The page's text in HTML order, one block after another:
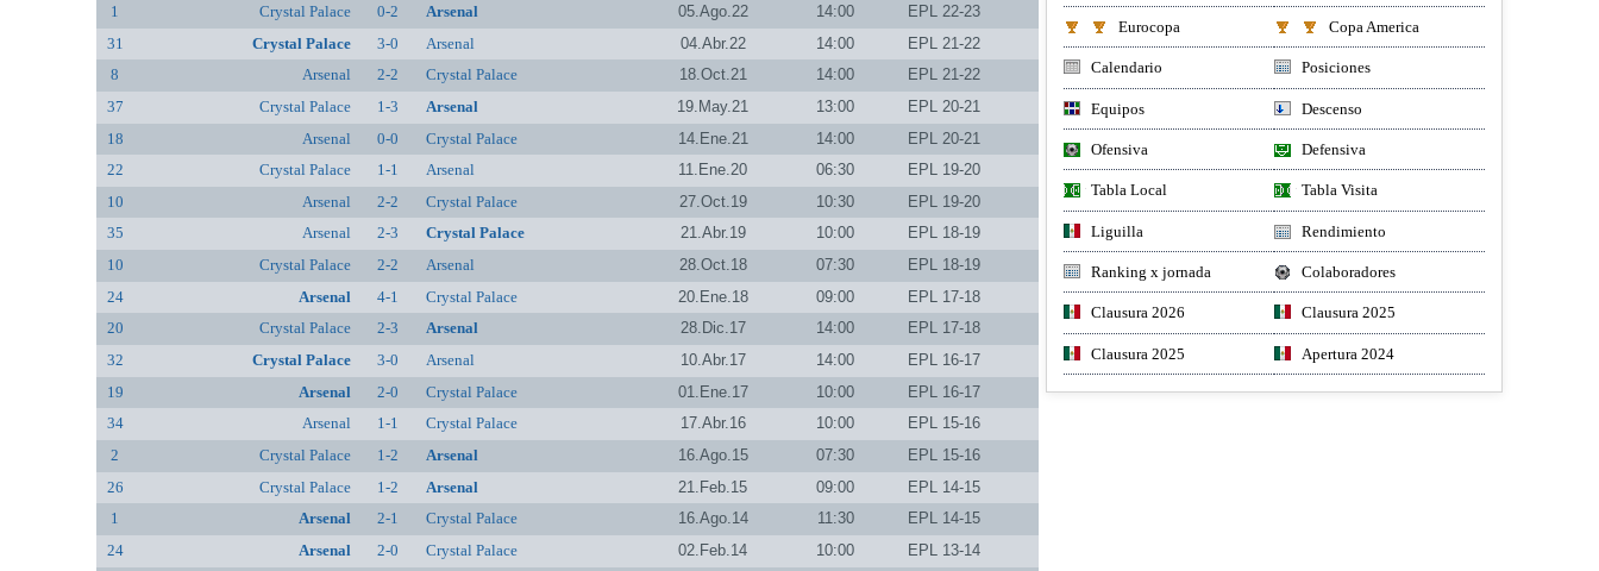
1
Crystal Palace 0-2 Arsenal 05.Ago.22 14:00
EPL 22-23
31
Crystal Palace 3-0 Arsenal 04.Abr.22 14:00
EPL 21-22
8
Arsenal 2-2 Crystal Palace 18.Oct.21 14:00
EPL 21-22
37
Crystal Palace 1-3 Arsenal 19.May.21 13:00
EPL 20-21
18
Arsenal 0-0 Crystal Palace 14.Ene.21 14:00
EPL 20-21
22
Crystal Palace 1-1 Arsenal 11.Ene.20 06:30
EPL 19-20
10
Arsenal 2-2 Crystal Palace 27.Oct.19 10:30
EPL 19-20
35
Arsenal 2-3 Crystal Palace 21.Abr.19 10:00
EPL 18-19
10
Crystal Palace 2-2 Arsenal 28.Oct.18 07:30
EPL 18-19
24
Arsenal 4-1 Crystal Palace 20.Ene.18 09:00
EPL 17-18
20
Crystal Palace 2-3 Arsenal 28.Dic.17 14:00
EPL 17-18
32
Crystal Palace 3-0 Arsenal 10.Abr.17 14:00
EPL 16-17
19
Arsenal 2-0 Crystal Palace 01.Ene.17 10:00
EPL 16-17
34
Arsenal 1-1 Crystal Palace 17.Abr.16 10:00
EPL 15-16
2
Crystal Palace 1-2 Arsenal 16.Ago.15 07:30
EPL 15-16
26
Crystal Palace 1-2 Arsenal 21.Feb.15 09:00
EPL 14-15
1
Arsenal 2-1 Crystal Palace 16.Ago.14 11:30
EPL 14-15
24
Arsenal 2-0 Crystal Palace 02.Feb.14 10:00
EPL 13-14
Eurocopa Copa America
Calendario Posiciones
Equipos Descenso
Ofensiva Defensiva
Tabla Local Tabla Visita
Liguilla Rendimiento
Ranking x jornada Colaboradores
Clausura 2026 Clausura 2025
Clausura 2025 Apertura 2024